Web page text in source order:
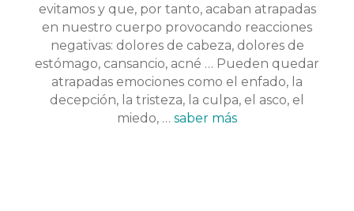
evitamos y que, por tanto, acaban atrapadas
en nuestro cuerpo provocando reacciones
negativas: dolores de cabeza, dolores de
estómago, cansancio, acné … Pueden quedar
atrapadas emociones como el enfado, la
decepción, la tristeza, la culpa, el asco, el
miedo, … saber más